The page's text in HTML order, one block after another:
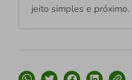
jeito simples e próximo.